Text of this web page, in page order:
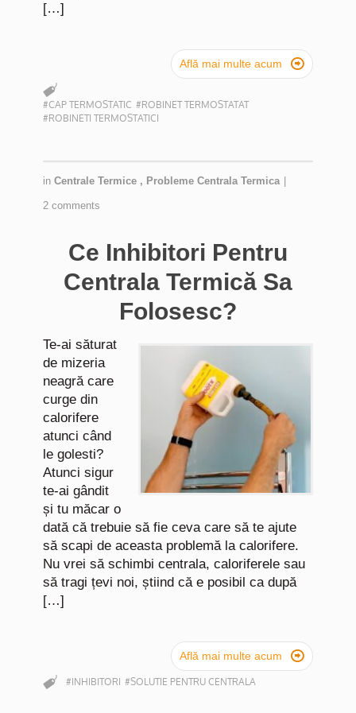
[…]
Află mai multe acum 
#CAP TERMOSTATIC #ROBINET TERMOSTATAT
#ROBINETI TERMOSTATICI
in Centrale Termice , Probleme Centrala Termica
2 comments
Ce Inhibitori Pentru
Centrala Termică Sa
Folosesc?
Te-ai săturat
de mizeria
neagră care
curge din
calorifere
atunci când
le golesti?
Atunci sigur
te-ai gândit
și tu măcar o
dată că trebuie să fie ceva care să te ajute
să scapi de aceasta problemă la calorifere.
Nu vrei să schimbi centrala, caloriferele sau
să tragi țevi noi, știind că e posibil ca după
[…]
Află mai multe acum 
#INHIBITORI #SOLUTIE PENTRU CENTRALA